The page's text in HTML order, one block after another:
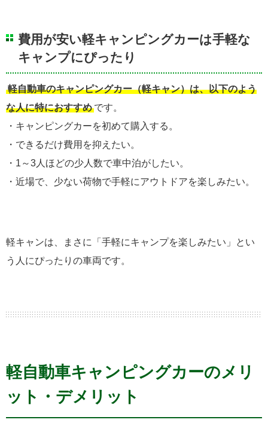
費用が安い軽キャンピングカーは手軽な
キャンプにぴったり
軽自動車のキャンピングカー（軽キャン）は、以下のよう
な人に特におすすめ です。
・キャンピングカーを初めて購入する。
・できるだけ費用を抑えたい。
・1～3人ほどの少人数で車中泊がしたい。
・近場で、少ない荷物で手軽にアウトドアを楽しみたい。
軽キャンは、まさに「手軽にキャンプを楽しみたい」とい
う人にぴったりの車両です。
軽自動車キャンピングカーのメリ
ット・デメリット